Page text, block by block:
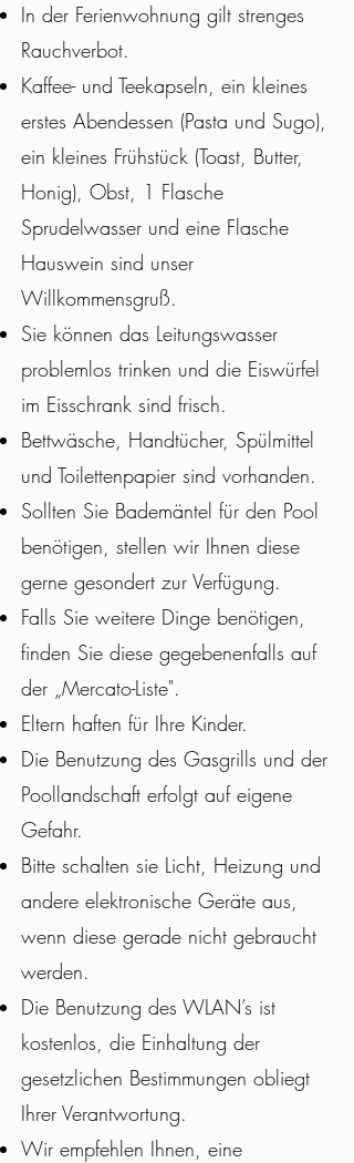
In der Ferienwohnung gilt strenges
Rauchverbot.
Kaffee- und Teekapseln, ein kleines
erstes Abendessen (Pasta und Sugo),
ein kleines Frühstück (Toast, Butter,
Honig), Obst, 1 Flasche
Sprudelwasser und eine Flasche
Hauswein sind unser
Willkommensgruß.
Sie können das Leitungswasser
problemlos trinken und die Eiswürfel
im Eisschrank sind frisch.
Bettwäsche, Handtücher, Spülmittel
und Toilettenpapier sind vorhanden.
Sollten Sie Bademäntel für den Pool
benötigen, stellen wir Ihnen diese
gerne gesondert zur Verfügung.
Falls Sie weitere Dinge benötigen,
finden Sie diese gegebenenfalls auf
der „Mercato-Liste".
Eltern haften für Ihre Kinder.
Die Benutzung des Gasgrills und der
Poollandschaft erfolgt auf eigene
Gefahr.
Bitte schalten sie Licht, Heizung und
andere elektronische Geräte aus,
wenn diese gerade nicht gebraucht
werden.
Die Benutzung des WLAN’s ist
kostenlos, die Einhaltung der
gesetzlichen Bestimmungen obliegt
Ihrer Verantwortung.
Wir empfehlen Ihnen, eine